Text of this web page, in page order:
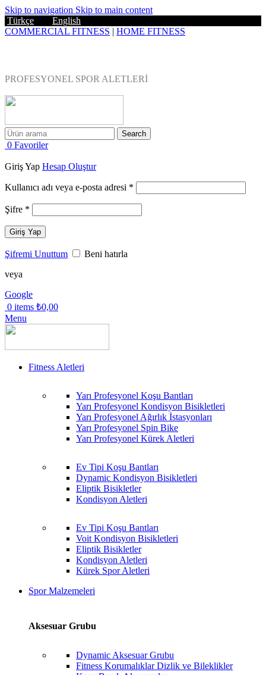
Skip to navigation Skip to main content
Türkçe
English
COMMERCIAL FITNESS | HOME FITNESS
PROFESYONEL SPOR ALETLERİ
Search
0 Favoriler
Giriş Yap Hesap Oluştur
Kullanıcı adı veya e-posta adresi *
Şifre *
Giriş Yap
Şifremi Unuttum
Beni hatırla
veya
Google
0 items ₺0,00
Menu
Fitness Aletleri
Yarı Profesyonel Koşu Bantları
Yarı Profesyonel Kondisyon Bisikletleri
Yarı Profesyonel Ağırlık İstasyonları
Yarı Profesyonel Spin Bike
Yarı Profesyonel Kürek Aletleri
Ev Tipi Koşu Bantları
Dynamic Kondisyon Bisikletleri
Eliptik Bisikletler
Kondisyon Aletleri
Ev Tipi Koşu Bantları
Voit Kondisyon Bisikletleri
Eliptik Bisikletler
Kondisyon Aletleri
Kürek Spor Aletleri
Spor Malzemeleri
Aksesuar Grubu
Dynamic Aksesuar Grubu
Fitness Korumalıklar Dizlik ve Bileklikler